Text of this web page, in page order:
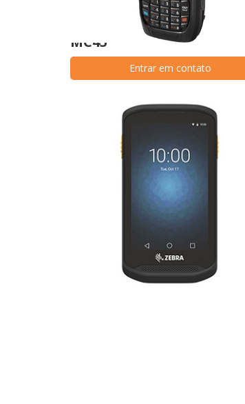
MC45
Entrar em contato
Entrar em contato